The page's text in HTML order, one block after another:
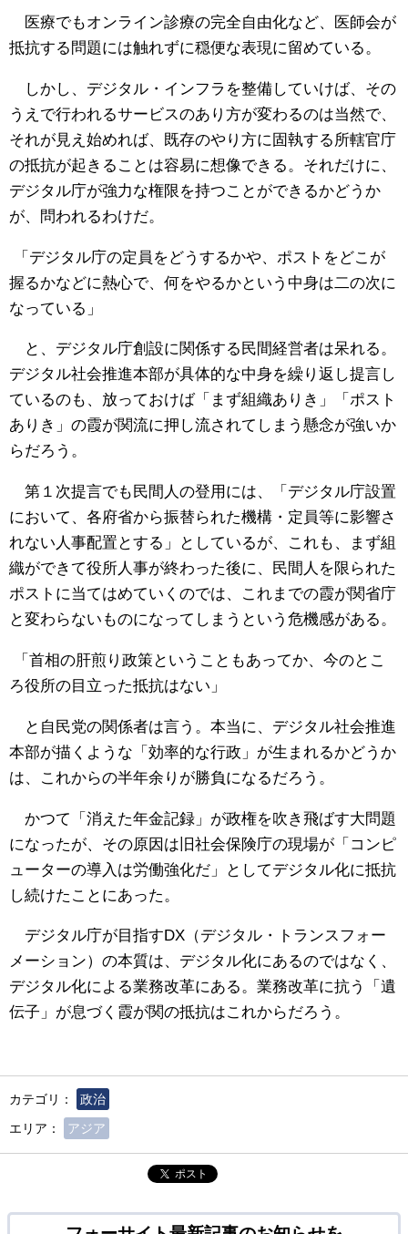
医療でもオンライン診療の完全自由化など、医師会が
抵抗する問題には触れずに穏便な表現に留めている。
しかし、デジタル・インフラを整備していけば、その
うえで行われるサービスのあり方が変わるのは当然で、
それが見え始めれば、既存のやり方に固執する所轄官庁
の抵抗が起きることは容易に想像できる。それだけに、
デジタル庁が強力な権限を持つことができるかどうか
が、問われるわけだ。
「デジタル庁の定員をどうするかや、ポストをどこが
握るかなどに熱心で、何をやるかという中身は二の次に
なっている」
と、デジタル庁創設に関係する民間経営者は呆れる。
デジタル社会推進本部が具体的な中身を繰り返し提言し
ているのも、放っておけば「まず組織ありき」「ポスト
ありき」の霞が関流に押し流されてしまう懸念が強いか
らだろう。
第１次提言でも民間人の登用には、「デジタル庁設置
において、各府省から振替られた機構・定員等に影響さ
れない人事配置とする」としているが、これも、まず組
織ができて役所人事が終わった後に、民間人を限られた
ポストに当てはめていくのでは、これまでの霞が関省庁
と変わらないものになってしまうという危機感がある。
「首相の肝煎り政策ということもあってか、今のとこ
ろ役所の目立った抵抗はない」
と自民党の関係者は言う。本当に、デジタル社会推進
本部が描くような「効率的な行政」が生まれるかどうか
は、これからの半年余りが勝負になるだろう。
かつて「消えた年金記録」が政権を吹き飛ばす大問題
になったが、その原因は旧社会保険庁の現場が「コンピ
ューターの導入は労働強化だ」としてデジタル化に抵抗
し続けたことにあった。
デジタル庁が目指すDX（デジタル・トランスフォー
メーション）の本質は、デジタル化にあるのではなく、
デジタル化による業務改革にある。業務改革に抗う「遺
伝子」が息づく霞が関の抵抗はこれからだろう。
カテゴリ：
政治
エリア：
アジア
ポスト